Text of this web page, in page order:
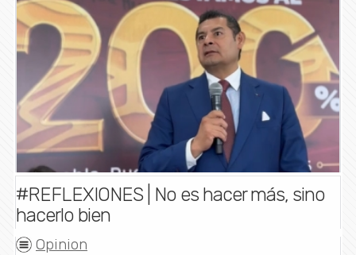
#REFLEXIONES | No es hacer más, sino
hacerlo bien
Opinion